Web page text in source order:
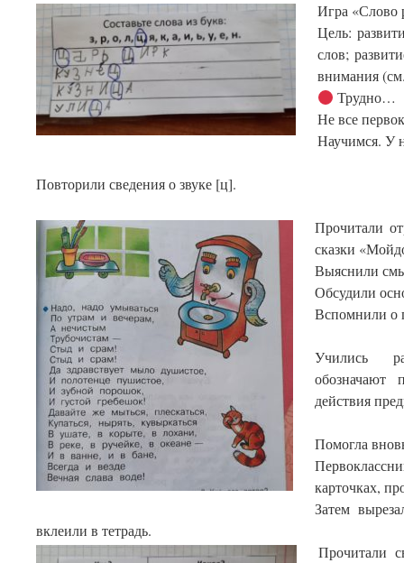
Игра «Слово
Цель:
слов;
внимания
Трудно…
Не все
Научимся. У
Повторили сведения о звуке [ц].
Прочитали
сказки
Выяснили
Обсудили
Вспомнили о
Учились
обозначают
действия
Помогла
карточках,
Затем
вклеили в тетрадь.
Прочитали